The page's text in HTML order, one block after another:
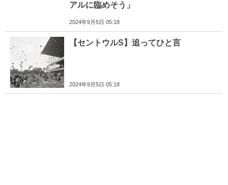
アルに臨めそう」
2024年9月5日 05:18
【セントウルS】追ってひと言
2024年9月5日 05:18